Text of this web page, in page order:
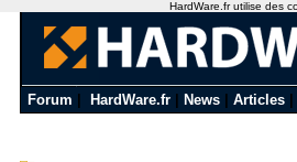
Forum HardWare.fr News Articles
HardWare.fr utilise des